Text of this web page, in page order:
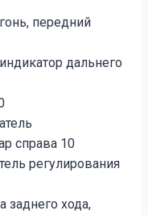
передний
дальнего
справа 10
регулирования
заднего хода,